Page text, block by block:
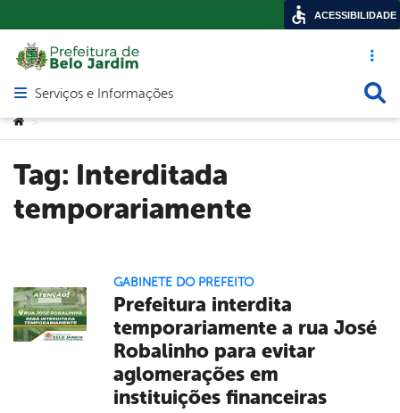
Acesso
Abrir menu principal de navegação
Serviços e Informações
Você está aqui:
>
Tag: Interditada
temporariamente
GABINETE DO PREFEITO
Prefeitura interdita
temporariamente a rua José
Robalinho para evitar
aglomerações em
instituições financeiras
ACESSIBILIDADE